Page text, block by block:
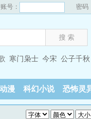
账号： 密码
寒门枭士 今宋 公子千秋
漫 科幻小说 恐怖灵